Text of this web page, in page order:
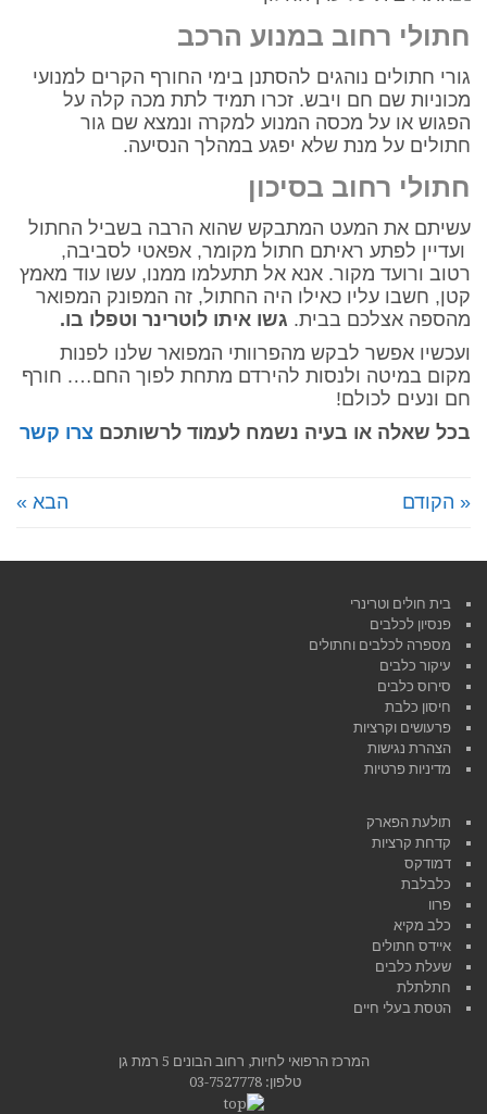
חתולי רחוב במנוע הרכב
גורי חתולים נוהגים להסתנן בימי החורף הקרים למנועי
מכוניות שם חם ויבש. זכרו תמיד לתת מכה קלה על
הפגוש או על מכסה המנוע למקרה ונמצא שם גור
חתולים על מנת שלא יפגע במהלך הנסיעה.
חתולי רחוב בסיכון
עשיתם את המעט המתבקש שהוא הרבה בשביל החתול
ועדיין לפתע ראיתם חתול מקומר, אפאטי לסביבה,
רטוב ורועד מקור. אנא אל תתעלמו ממנו, עשו עוד מאמץ
קטן, חשבו עליו כאילו היה החתול, זה המפונק המפואר
מהספה אצלכם בבית. גשו איתו לוטרינר וטפלו בו.
ועכשיו אפשר לבקש מהפרוותי המפואר שלנו לפנות
מקום במיטה ולנסות להירדם מתחת לפוך החם…. חורף
חם ונעים לכולם!
בכל שאלה או בעיה נשמח לעמוד לרשותכם צרו קשר
« הקודם הבא »
בית חולים וטרינרי
פנסיון לכלבים
מספרה לכלבים וחתולים
עיקור כלבים
סירוס כלבים
חיסון כלבת
פרעושים וקרציות
הצהרת נגישות
מדיניות פרטיות
תולעת הפארק
קדחת קרציות
דמודקס
כלבלבת
פרוו
כלב מקיא
איידס חתולים
שעלת כלבים
חתלתלת
הטסת בעלי חיים
המרכז הרפואי לחיות, רחוב הבונים 5 רמת גן
טלפון: 03-7527778